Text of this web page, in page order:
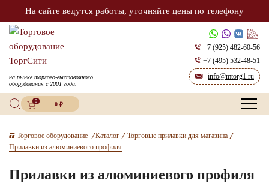
На сайте ведутся работы, уточняйте цены по телефону
+7 (495) 532-48-51
+7 (925) 482-60-56
info@mtorg1.ru
на рынке торгово-выставочного
оборудования с 2001 года.
0 0 ₽
Торговое оборудование Каталог
Торговые прилавки для магазина
Прилавки из алюминиевого профиля
Прилавки из алюминиевого профиля